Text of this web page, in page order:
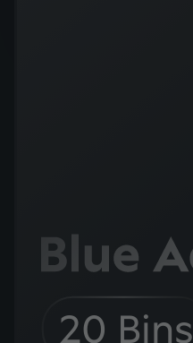
20 Bins